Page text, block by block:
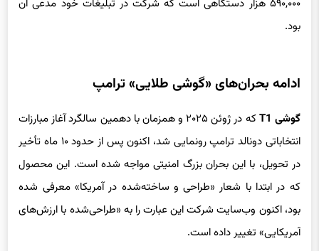
بود.
که در ژوئن ۲۰۲۵ و همزمان با دهمین سالگرد آغاز مبارزات
انتخاباتی دونالد ترامپ رونمایی شد، اکنون پس از حدود ۱۰ ماه تأخیر
در تحویل، با این بحران بزرگ امنیتی مواجه شده است. این محصول
که در ابتدا با شعار «طراحی و ساخته‌شده در آمریکا» معرفی شده
بود، اکنون وب‌سایت شرکت این عبارت را به «طراحی‌شده با ارزش‌های
آمریکایی» تغییر داده است.